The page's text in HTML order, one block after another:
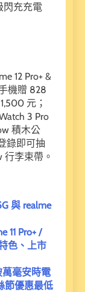
閃充充電
12 Pro+ &
機贈 828
元；
3 Pro
積木公
錄即可抽
李束帶。
與 realme
11 Pro+ /
色、上市
萬毫安時電
節優惠最低